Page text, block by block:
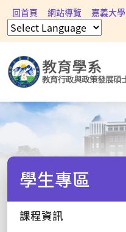
回首頁 網站導覽 嘉義大學
學生專區
課程資訊